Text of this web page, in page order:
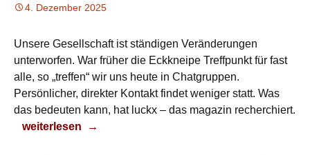
4. Dezember 2025
Unsere Gesellschaft ist ständigen Veränderungen
unterworfen. War früher die Eckkneipe Treffpunkt für fast
alle, so „treffen“ wir uns heute in Chatgruppen.
Persönlicher, direkter Kontakt findet weniger statt. Was
das bedeuten kann, hat luckx – das magazin recherchiert.
Einsamkeit als Risikofaktor
weiterlesen →